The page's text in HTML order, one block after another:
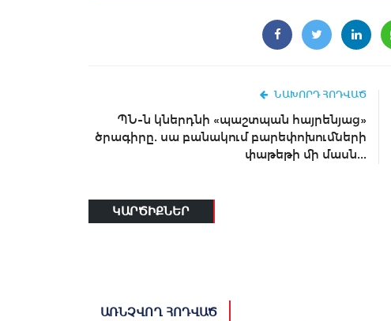
ՆԱԽՈՐԴ ՀՈԴՎԱԾ
ՊՆ-ն կներդնի «պաշտպան հայրենյաց»
ծրագիրը. սա բանակում բարեփոխումների
փաթեթի մի մասն...
ԿԱՐԾԻՔՆԵՐ
ԱՌՆՉՎՈՂ ՀՈԴՎԱԾ